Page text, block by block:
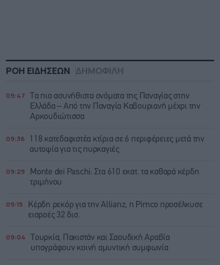
ΡΟΗ ΕΙΔΗΣΕΩΝ ΔΗΜΟΦΙΛΗ
09:47
Τα πιο ασυνήθιστα ονόματα της Παναγίας στην
Ελλάδα – Από την Παναγία Καβουριανή μέχρι την
Αρκουδιώτισσα
09:36
118 κατεδαφιστέα κτίρια σε 6 περιφέρειες μετά την
αυτοψία για τις πυρκαγιές
09:29
Monte dei Paschi: Στα 610 εκατ. τα καθαρά κέρδη
τριμήνου
09:15
Κέρδη ρεκόρ για την Allianz, η Pimco προσέλκυσε
εισροές 32 δισ.
09:04
Τουρκία, Πακιστάν και Σαουδική Αραβία
υπογράφουν κοινή αμυντική συμφωνία